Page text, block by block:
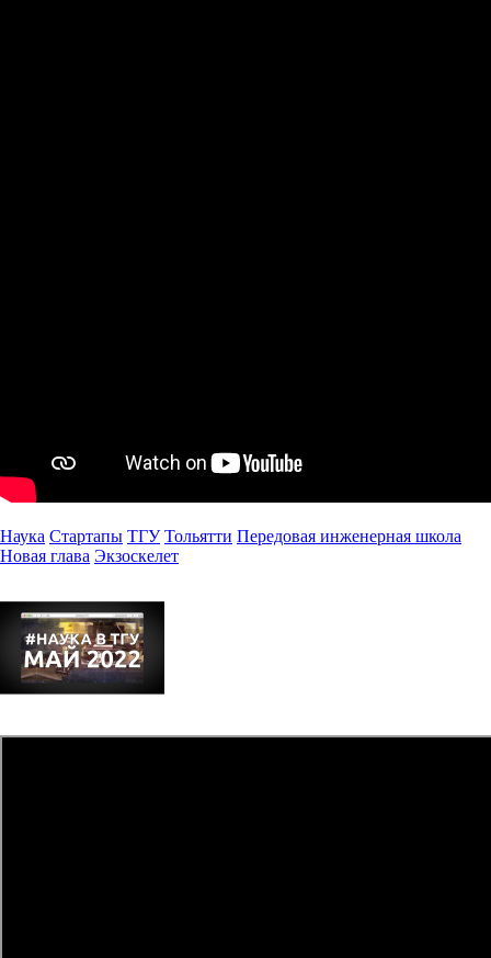
Наука Стартапы ТГУ Тольятти Передовая инженерная школа
Новая глава Экзоскелет